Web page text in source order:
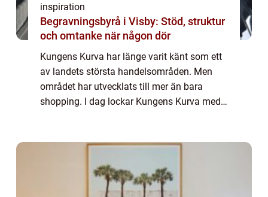
inspiration
Begravningsbyrå i Visby: Stöd, struktur
och omtanke när någon dör
Kungens Kurva har länge varit känt som ett
av landets största handelsområden. Men
området har utvecklats till mer än bara
shopping. I dag lockar Kungens Kurva med